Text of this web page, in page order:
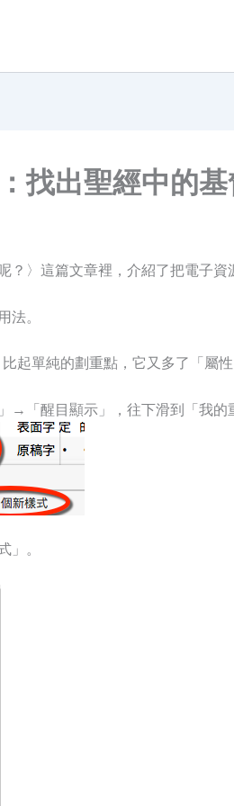
找出聖經中的
〉這篇文章裡，介紹了把電子資
。
起單純的劃重點，它又多了「屬
→「醒目顯示」，往下滑到「我的
。